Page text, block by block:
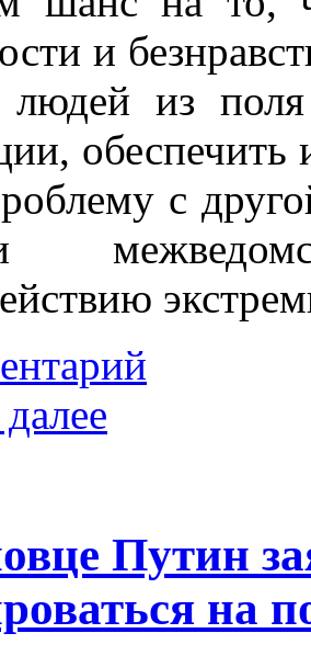
и
из поля
с
Путин
на